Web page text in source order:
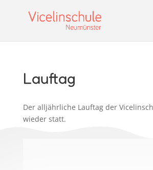
Lauftag
Der alljährliche Lauftag der
wieder statt.